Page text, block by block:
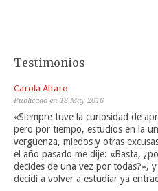
Testimonios
Carola Alfaro
Publicado en 18 May 2016
«Siempre tuve la curiosidad de
pero por tiempo, estudios en la
vergüenza, miedos y otras
el año pasado me dije: «Basta,
decides de una vez por todas?»,
decidí a volver a estudiar ya